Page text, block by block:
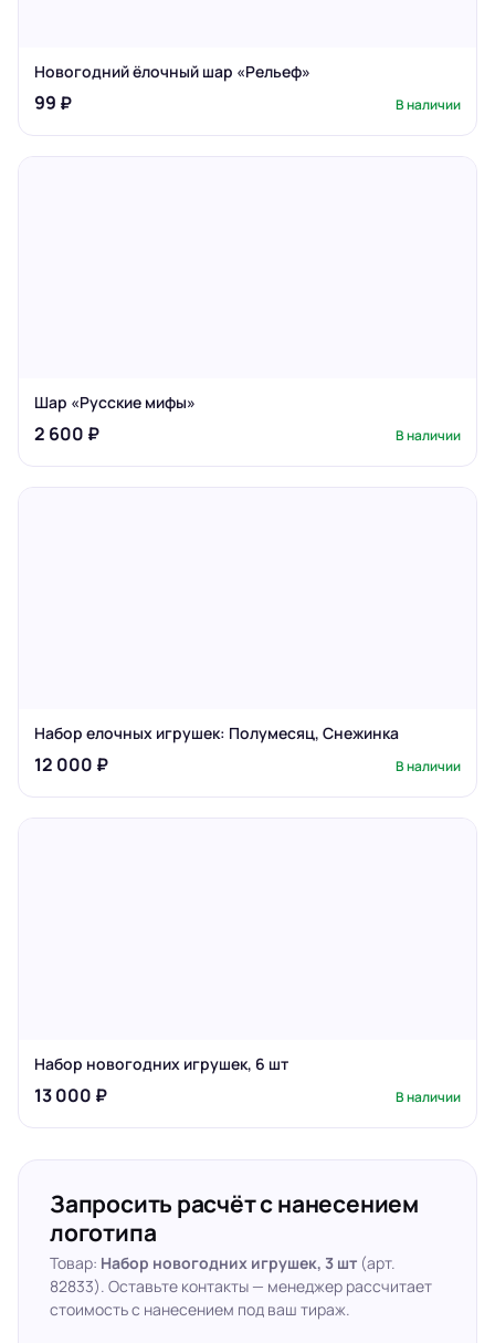
Новогодний ёлочный шар «Рельеф»
99 ₽ В наличии
Шар «Русские мифы»
2 600 ₽ В наличии
Набор елочных игрушек: Полумесяц, Снежинка
12 000 ₽ В наличии
Набор новогодних игрушек, 6 шт
13 000 ₽ В наличии
Запросить расчёт с нанесением
логотипа
Товар: Набор новогодних игрушек, 3 шт (арт.
82833). Оставьте контакты — менеджер рассчитает
стоимость с нанесением под ваш тираж.